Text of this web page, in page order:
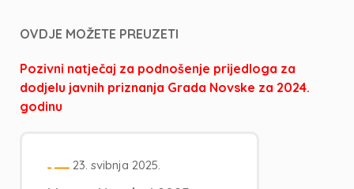
OVDJE MOŽETE PREUZETI
Pozivni natječaj za podnošenje prijedloga za
dodjelu javnih priznanja Grada Novske za 2024.
godinu
23. svibnja 2025.